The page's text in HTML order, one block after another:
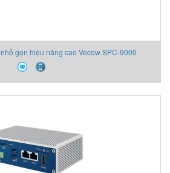
gọn hiệu năng cao Vecow SPC-9000